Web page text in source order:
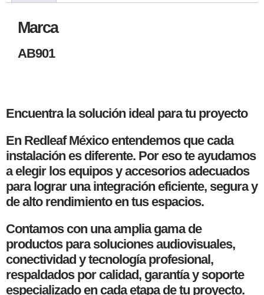
Marca
AB901
Encuentra la solución ideal para tu proyecto
En Redleaf México entendemos que cada
instalación es diferente. Por eso te ayudamos
a elegir los equipos y accesorios adecuados
para lograr una integración eficiente, segura y
de alto rendimiento en tus espacios.
Contamos con una amplia gama de
productos para soluciones audiovisuales,
conectividad y tecnología profesional,
respaldados por calidad, garantía y soporte
especializado en cada etapa de tu proyecto.